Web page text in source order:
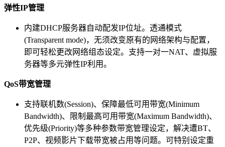
弹性IP管理
内建DHCP服务器自动配发IP位址。透通模式
(Transparent mode)，无须改变原有的网络架构与配置，
即可轻松更改网络组态设定。支持一对一NAT、虚拟服
务器等多元弹性IP利用。
QoS带宽管理
支持联机数(Session)、保障最低可用带宽(Minimum
Bandwidth)、限制最高可用带宽(Maximum Bandwidth)、
优先级(Priority)等多种参数带宽管理设定，解决遭BT、
P2P、视频影片下载带宽被占用等问题。可特别设定重